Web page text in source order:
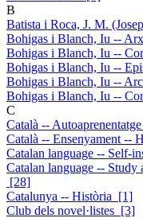
B
Batista i Roca, J. M.
Bohigas i Blanch, Iu --
Bohigas i Blanch, Iu --
Bohigas i Blanch, Iu --
Bohigas i Blanch, Iu --
Bohigas i Blanch, Iu --
C
Català --
Català -- Ensenyament --
Catalan language -- Self-
Catalan language --
[28]
Catalunya -- Història [1]
Club dels novel·listes [3]